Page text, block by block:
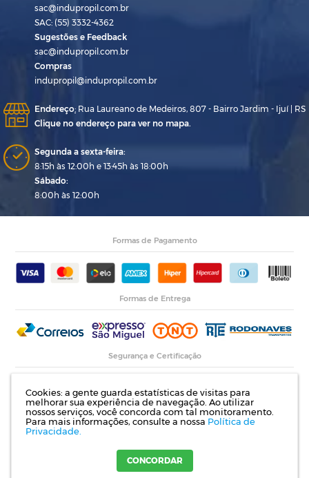
Cookies: a gente guarda estatísticas de visitas para
melhorar sua experiência de navegação. Ao utilizar
nossos serviços, você concorda com tal monitoramento.
Para mais informações, consulte a nossa Política de
Privacidade.
CONCORDAR
sac@indupropil.com.br
SAC: (55) 3332-4362
Sugestões e Feedback
sac@indupropil.com.br
Compras
indupropil@indupropil.com.br
Endereço: Rua Laureano de Medeiros, 807 - Bairro Jardim - Ijuí | RS
Clique no endereço para ver no mapa.
Segunda a sexta-feira:
8:15h às 12:00h e 13:45h às 18:00h
Sábado:
8:00h às 12:00h
Formas de Pagamento
Formas de Entrega
Segurança e Certificação
Razão Social: Indupropil Indústria e Comércio Ltda | CNPJ: 00.774.194/0001-82 |
Rodovia RS 155, Km 1 esq. Rua Laureano de Medeiros, 782- Ijuí | RS